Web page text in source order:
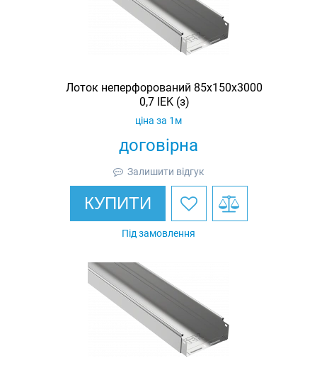
Лоток неперфорований 85x150х3000
0,7 IEK (з)
договірна
ціна за 1м
Залишити відгук
КУПИТИ
Під замовлення